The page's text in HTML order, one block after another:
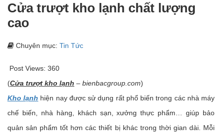
Cửa trượt kho lạnh chất lượng
cao
Chuyên mục: Tin Tức
Post Views: 360
(Cửa trượt kho lạnh – bienbacgroup.com)
Kho lạnh hiện nay được sử dụng rất phổ biến trong các nhà máy
chế biến, nhà hàng, khách sạn, xưởng thực phẩm… giúp bảo
quản sản phẩm tốt hơn các thiết bị khác trong thời gian dài. Mỗi